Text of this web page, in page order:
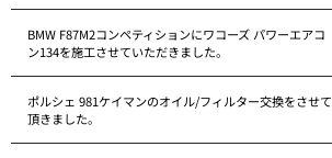
BMW F87M2コンペティションにワコーズ パワーエアコ
ン134を施工させていただきました。
ポルシェ 981ケイマンのオイル/フィルター交換をさせて
頂きました。